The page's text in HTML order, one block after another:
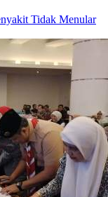
Tidak Menular